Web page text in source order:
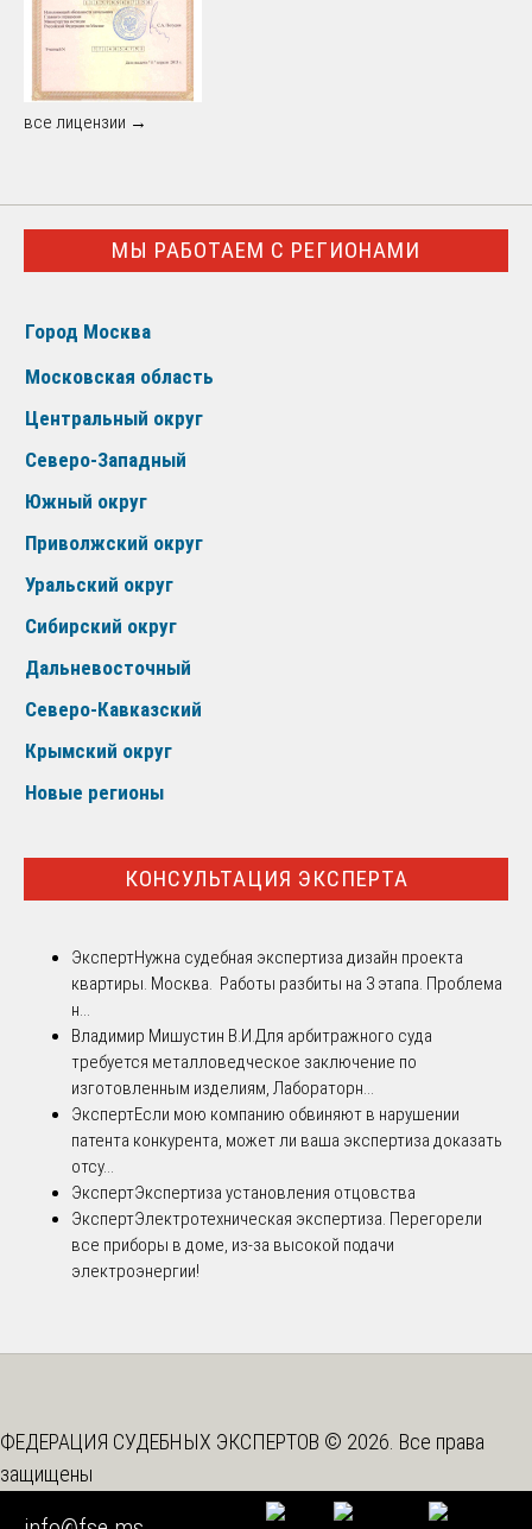
все лицензии →
МЫ РАБОТАЕМ С РЕГИОНАМИ
Город Москва
Московская область
Центральный округ
Северо-Западный
Южный округ
Приволжский округ
Уральский округ
Сибирский округ
Дальневосточный
Северо-Кавказский
Крымский округ
Новые регионы
КОНСУЛЬТАЦИЯ ЭКСПЕРТА
ЭкспертНужна судебная экспертиза дизайн проекта
квартиры. Москва. Работы разбиты на 3 этапа. Проблема
н...
Владимир Мишустин В.И.Для арбитражного суда
требуется металловедческое заключение по
изготовленным изделиям, Лабораторн...
ЭкспертЕсли мою компанию обвиняют в нарушении
патента конкурента, может ли ваша экспертиза доказать
отсу...
ЭкспертЭкспертиза установления отцовства
ЭкспертЭлектротехническая экспертиза. Перегорели
все приборы в доме, из-за высокой подачи
электроэнергии!
ФЕДЕРАЦИЯ СУДЕБНЫХ ЭКСПЕРТОВ © 2026. Все права
защищены
Союз "Федерация Судебных